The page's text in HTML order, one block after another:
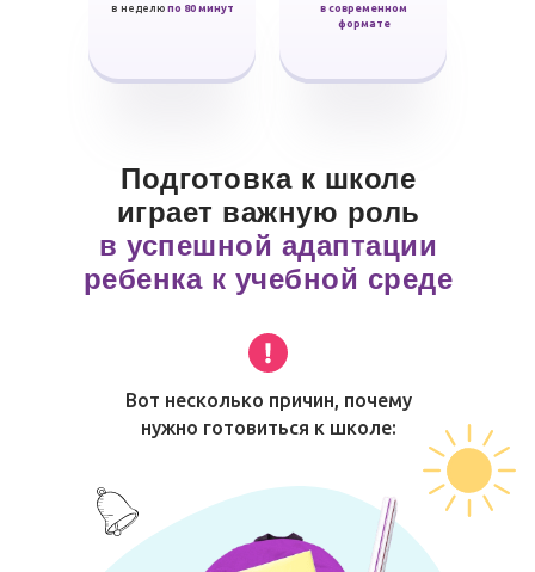
в неделю по 80 минут
в современном
формате
Подготовка к школе
играет важную роль
в успешной адаптации
ребенка к учебной среде
Вот несколько причин, почему
нужно готовиться к школе: